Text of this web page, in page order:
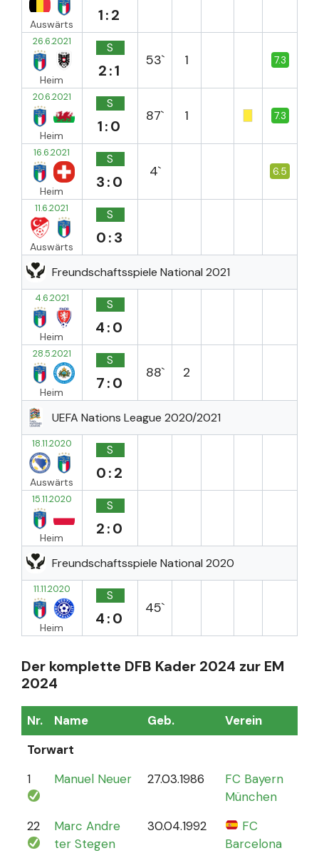
Auswärts 1:2
26.6.2021
Heim
S
2:1
53` 1 7.3
20.6.2021
Heim
S
1:0
87` 1 7.3
16.6.2021
Heim
S
3:0
4` 6.5
11.6.2021
Auswärts
S
0:3
Freundschaftsspiele National 2021
4.6.2021
Heim
S
4:0
28.5.2021
Heim
S
7:0
88` 2
UEFA Nations League 2020/2021
18.11.2020
Auswärts
S
0:2
15.11.2020
Heim
S
2:0
Freundschaftsspiele National 2020
11.11.2020
Heim
S
4:0
45`
Der komplette DFB Kader 2024 zur EM
2024
Nr. Name Geb. Verein
Torwart
1
Manuel Neuer 27.03.1986
FC Bayern
München
22
Marc Andre
ter Stegen
30.04.1992
FC
Barcelona